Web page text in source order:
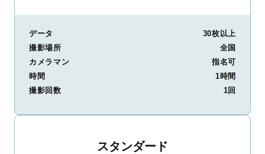
データ
30枚以上
撮影場所
全国
カメラマン
指名可
時間
1時間
撮影回数
1回
スタンダード